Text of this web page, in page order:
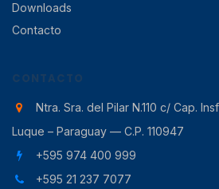
Downloads
Contacto
CONTACTO
Ntra. Sra. del Pilar N.110 c/ Cap.
Luque – Paraguay — C.P. 110947
+595 974 400 999
+595 21 237 7077